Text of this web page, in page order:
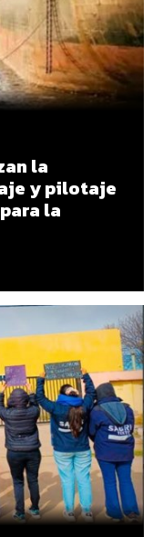
la
y pilotaje
la